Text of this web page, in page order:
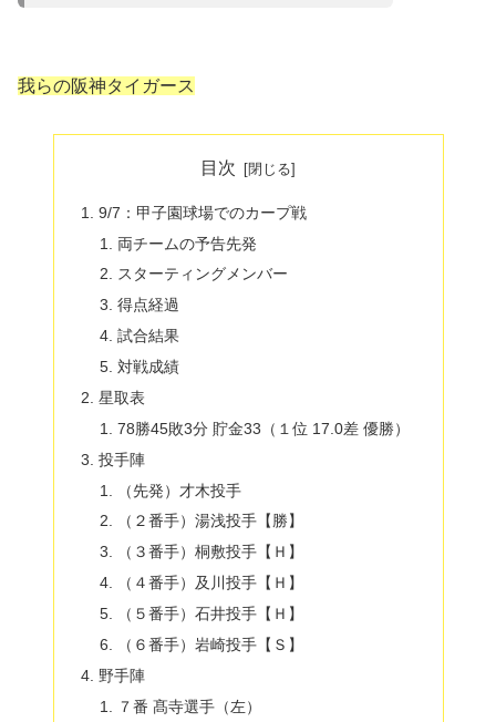
我らの阪神タイガース
目次
9/7：甲子園球場でのカープ戦
両チームの予告先発
スターティングメンバー
得点経過
試合結果
対戦成績
星取表
78勝45敗3分 貯金33（１位 17.0差 優勝）
投手陣
（先発）才木投手
（２番手）湯浅投手【勝】
（３番手）桐敷投手【Ｈ】
（４番手）及川投手【Ｈ】
（５番手）石井投手【Ｈ】
（６番手）岩崎投手【Ｓ】
野手陣
７番 髙寺選手（左）